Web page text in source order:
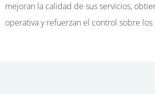
mejoran la calidad de sus servicios,
operativa y refuerzan el control sobre los